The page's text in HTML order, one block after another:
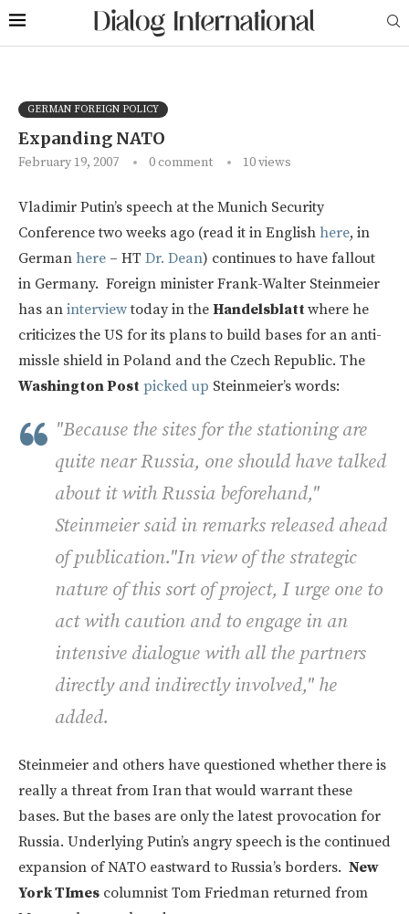
GERMAN FOREIGN POLICY
Expanding NATO
February 19, 2007 0 comment 10views
Vladimir Putin’s speech at the Munich Security
Conference two weeks ago (read it in English here, in
German here – HT Dr. Dean) continues to have fallout
in Germany. Foreign minister Frank-Walter Steinmeier
has an interviewtoday in the Handelsblattwhere he
criticizes the US for its plans to build bases for an anti-
missle shield in Poland and the Czech Republic. The
Washington Post picked up Steinmeier’s words:
"Because the sites for the stationing are
quite near Russia, one should have talked
about it with Russia beforehand,"
Steinmeier said in remarks released ahead
of publication."In view of the strategic
nature of this sort of project, I urge one to
act with caution and to engage in an
intensive dialogue with all the partners
directly and indirectly involved," he
added.
Steinmeier and others have questioned whether there is
really a threat from Iran that would warrant these
bases. But the bases are only the latest provocation for
Russia. Underlying Putin’s angry speech is the continued
expansion of NATO eastward to Russia’s borders. New
York TImes columnist Tom Friedman returned from